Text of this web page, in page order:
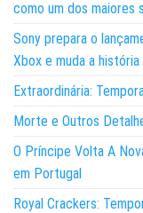
como um dos maiores
Sony prepara o
Xbox e muda a
Extraordinária:
Morte e Outros
O Príncipe Volta A
em Portugal
Royal Crackers: